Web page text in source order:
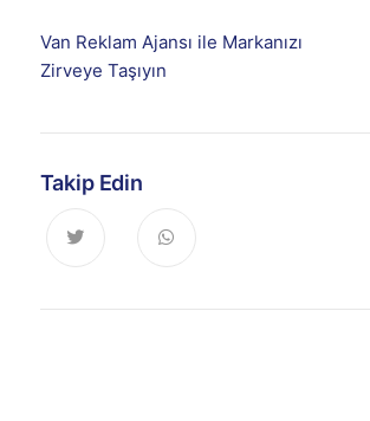
Van Reklam Ajansı ile Markanızı
Zirveye Taşıyın
Takip Edin